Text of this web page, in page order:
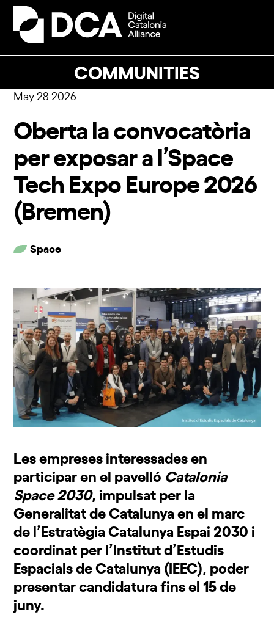
Skip
content
COMMUNITIES
Open
mobile
Close
mobile
May 28 2026
Oberta la convocatòria
per exposar a l’Space
Tech Expo Europe 2026
(Bremen)
Space
Les empreses interessades en
participar en el pavelló Catalonia
Space 2030, impulsat per la
Generalitat de Catalunya en el marc
de l’Estratègia Catalunya Espai 2030 i
coordinat per l’Institut d’Estudis
Espacials de Catalunya (IEEC), poder
presentar candidatura fins el 15 de
juny.